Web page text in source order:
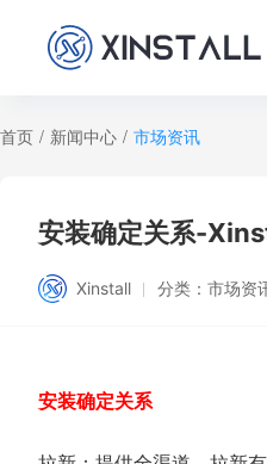
首页 / 新闻中心 / 市场资讯
安装确定关系-
Xinstall 分类： 市场资
安装确定关系